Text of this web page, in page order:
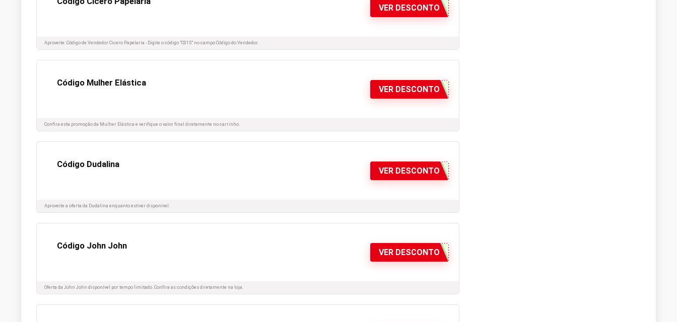
VER DESCONTO
Aproveite: Código de Vendedor Cicero Papelaria - Digite o código "C015" no campo Código do Vendedor.
Código Mulher Elástica
VER DESCONTO
Confira esta promoção da Mulher Elástica e verifique o valor final diretamente no carrinho.
Código Dudalina
VER DESCONTO
Aproveite a oferta da Dudalina enquanto estiver disponível.
Código John John
VER DESCONTO
Oferta da John John disponível por tempo limitado. Confira as condições diretamente na loja.